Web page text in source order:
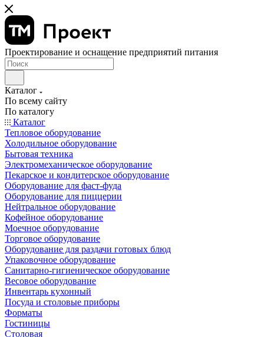
Проектирование и оснащение предприятий питания
Каталог
По всему сайту
По каталогу
Каталог
Тепловое оборудование
Холодильное оборудование
Бытовая техника
Электромеханическое оборудование
Пекарское и кондитерское оборудование
Оборудование для фаст-фуда
Оборудование для пиццерии
Нейтральное оборудование
Кофейное оборудование
Моечное оборудование
Торговое оборудование
Оборудование для раздачи готовых блюд
Упаковочное оборудование
Санитарно-гигиеническое оборудование
Весовое оборудование
Инвентарь кухонный
Посуда и столовые приборы
Форматы
Гостиницы
Столовая